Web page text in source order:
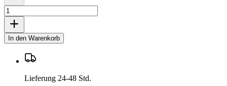
In den Warenkorb
Lieferung 24-48 Std.